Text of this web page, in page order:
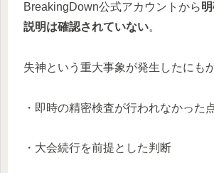
BreakingDown公式アカウントから
説明は確認されていない。
失神という重大事象が発生したにも
・即時の精密検査が行われなかった
・大会続行を前提とした判断